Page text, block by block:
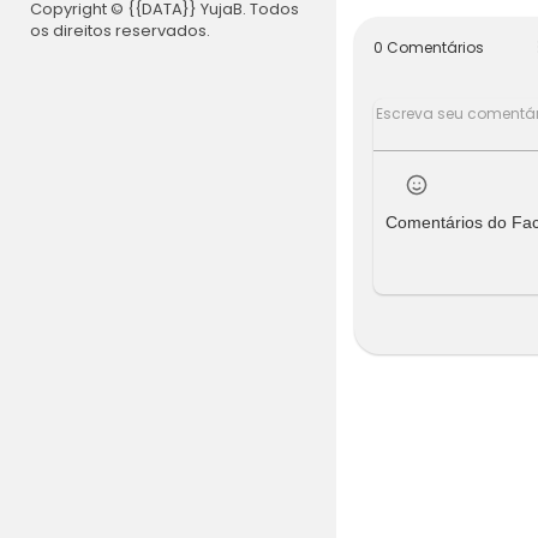
Copyright © {{DATA}} YujaB. Todos
os direitos reservados.
ros 2013
0 Comentários
Comentários do